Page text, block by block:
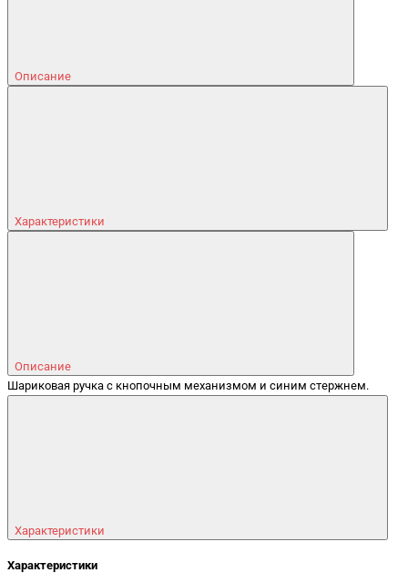
Описание
Характеристики
Описание
Шариковая ручка с кнопочным механизмом и синим стержнем.
Характеристики
Характеристики